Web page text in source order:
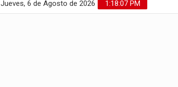
1:18:08 PM
Jueves, 6 de Agosto de 2026